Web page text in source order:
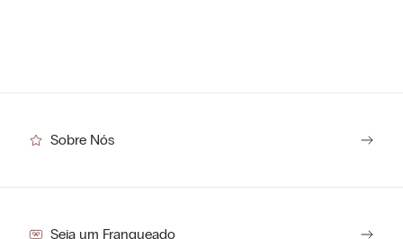
Sobre Nós
Seja um Franqueado